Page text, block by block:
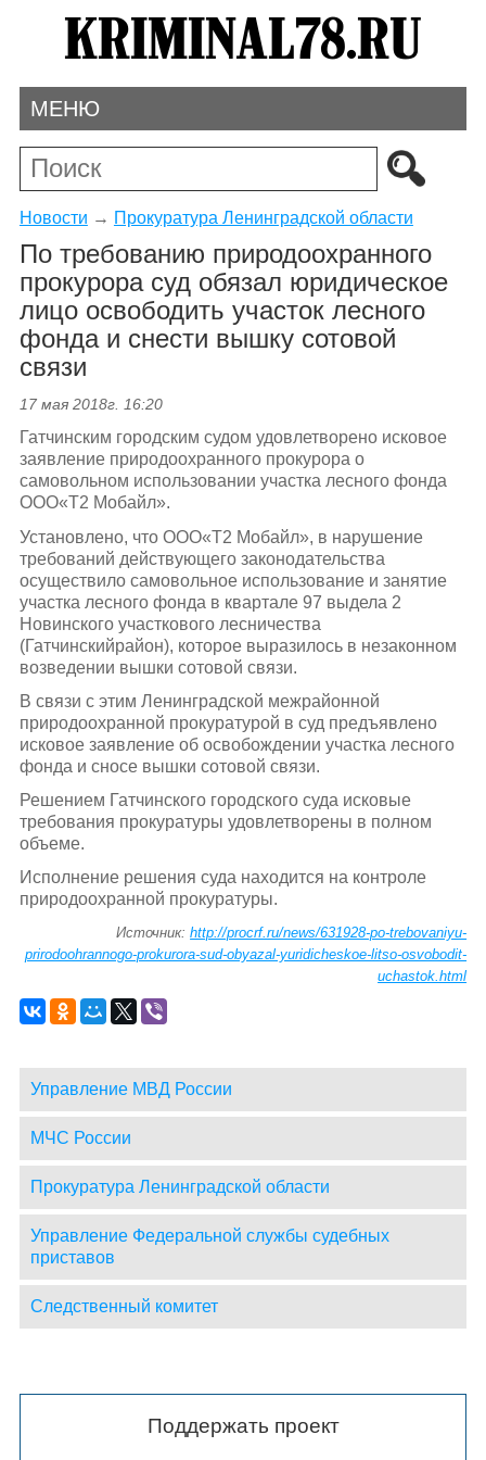
МЕНЮ
Новости → Прокуратура Ленинградской области
По требованию природоохранного
прокурора суд обязал юридическое
лицо освободить участок лесного
фонда и снести вышку сотовой
связи
17 мая 2018г. 16:20
Гатчинским городским судом удовлетворено исковое
заявление природоохранного прокурора о
самовольном использовании участка лесного фонда
ООО«Т2 Мобайл».
Установлено, что ООО«Т2 Мобайл», в нарушение
требований действующего законодательства
осуществило самовольное использование и занятие
участка лесного фонда в квартале 97 выдела 2
Новинского участкового лесничества
(Гатчинскийрайон), которое выразилось в незаконном
возведении вышки сотовой связи.
В связи с этим Ленинградской межрайонной
природоохранной прокуратурой в суд предъявлено
исковое заявление об освобождении участка лесного
фонда и сносе вышки сотовой связи.
Решением Гатчинского городского суда исковые
требования прокуратуры удовлетворены в полном
объеме.
Исполнение решения суда находится на контроле
природоохранной прокуратуры.
Источник:http://procrf.ru/news/631928-po-trebovaniyu-
prirodoohrannogo-prokurora-sud-obyazal-yuridicheskoe-litso-osvobodit-
uchastok.html
Управление МВД России
МЧС России
Прокуратура Ленинградской области
Управление Федеральной службы судебных
приставов
Следственный комитет
Поддержать проект